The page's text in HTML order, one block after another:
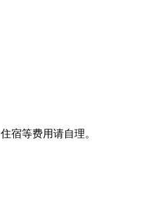
宿等费用请自理。